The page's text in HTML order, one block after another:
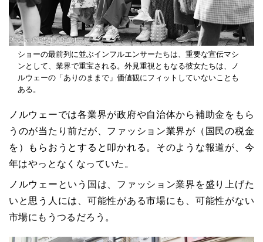
ショーの最前列に並ぶインフルエンサーたちは、重要な宣伝マシ
ンとして、業界で重宝される。外見重視ともなる彼女たちは、ノ
ルウェーの「ありのままで」価値観にフィットしていないことも
ある。
ノルウェーでは各業界が政府や自治体から補助金をもら
うのが当たり前だが、ファッション業界が（国民の税金
を）もらおうとすると叩かれる。そのような報道が、今
年はやっとなくなっていた。
ノルウェーという国は、ファッション業界を盛り上げた
いと思う人には、可能性がある市場にも、可能性がない
市場にもうつるだろう。